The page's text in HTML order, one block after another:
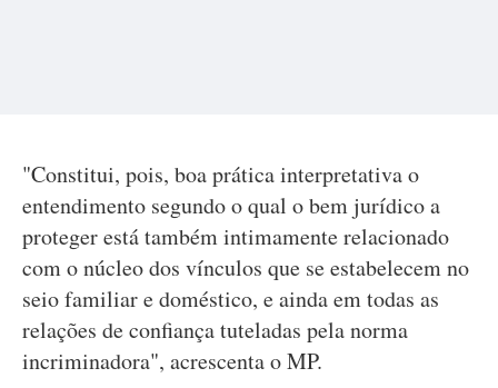
"Constitui, pois, boa prática interpretativa o
entendimento segundo o qual o bem jurídico a
proteger está também intimamente relacionado
com o núcleo dos vínculos que se estabelecem no
seio familiar e doméstico, e ainda em todas as
relações de confiança tuteladas pela norma
incriminadora", acrescenta o MP.